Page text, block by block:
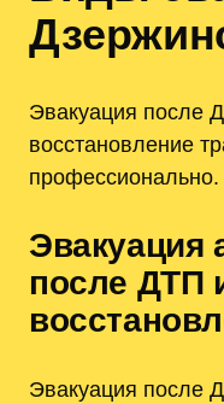
Эвакуация после
восстановление
профессионально.
Эвакуация
после ДТП
Эвакуация после